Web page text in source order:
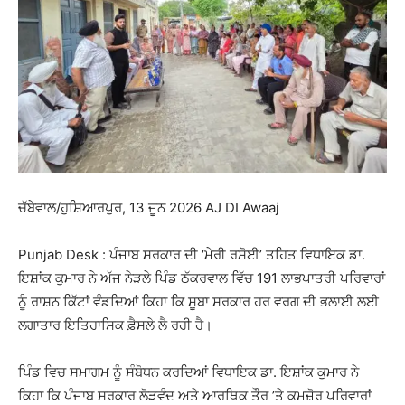
ਚੱਬੇਵਾਲ/ਹੁਸ਼ਿਆਰਪੁਰ, 13 ਜੂਨ 2026 AJ DI Awaaj
Punjab Desk : ਪੰਜਾਬ ਸਰਕਾਰ ਦੀ ‘ਮੇਰੀ ਰਸੋਈ’ ਤਹਿਤ ਵਿਧਾਇਕ ਡਾ.
ਇਸ਼ਾਂਕ ਕੁਮਾਰ ਨੇ ਅੱਜ ਨੇੜਲੇ ਪਿੰਡ ਠੱਕਰਵਾਲ ਵਿੱਚ 191 ਲਾਭਪਾਤਰੀ ਪਰਿਵਾਰਾਂ
ਨੂੰ ਰਾਸ਼ਨ ਕਿੱਟਾਂ ਵੰਡਦਿਆਂ ਕਿਹਾ ਕਿ ਸੂਬਾ ਸਰਕਾਰ ਹਰ ਵਰਗ ਦੀ ਭਲਾਈ ਲਈ
ਲਗਾਤਾਰ ਇਤਿਹਾਸਿਕ ਫ਼ੈਸਲੇ ਲੈ ਰਹੀ ਹੈ।
ਪਿੰਡ ਵਿਚ ਸਮਾਗਮ ਨੂੰ ਸੰਬੋਧਨ ਕਰਦਿਆਂ ਵਿਧਾਇਕ ਡਾ. ਇਸ਼ਾਂਕ ਕੁਮਾਰ ਨੇ
ਕਿਹਾ ਕਿ ਪੰਜਾਬ ਸਰਕਾਰ ਲੋੜਵੰਦ ਅਤੇ ਆਰਥਿਕ ਤੌਰ ’ਤੇ ਕਮਜ਼ੋਰ ਪਰਿਵਾਰਾਂ